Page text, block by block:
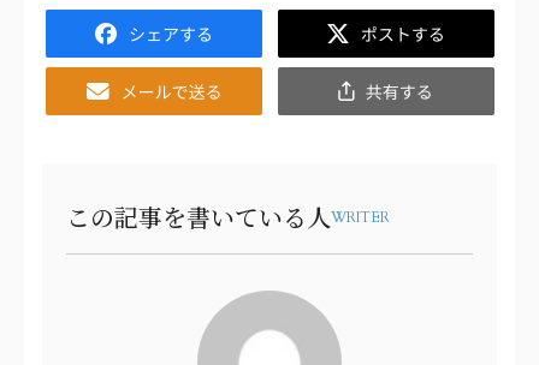
Facebook
Twitter
Email
共
有
この記事を書いている人WRITER